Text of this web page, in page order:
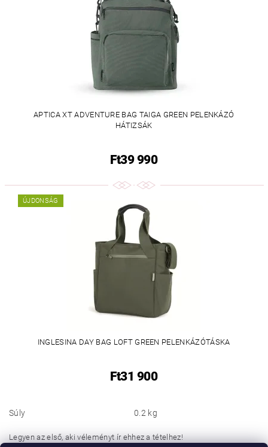
APTICA XT ADVENTURE BAG TAIGA GREEN PELENKÁZÓ
HÁTIZSÁK
Ft39 990
ÚJDONSÁG
INGLESINA DAY BAG LOFT GREEN PELENKÁZÓTÁSKA
Ft31 900
Súly 0.2 kg
Legyen az első, aki véleményt ír ehhez a tételhez!